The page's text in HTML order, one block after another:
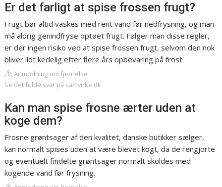
Er det farligt at spise frossen frugt?
Frugt bør altid vaskes med rent vand før nedfrysning, og man
må aldrig genindfryse optøet frugt. Følger man disse regler,
er der ingen risiko ved at spise frossen frugt, selvom den nok
bliver lidt kedelig efter flere års opbevaring på frost.
Anmodning om fjernelse
Se det fulde svar på samvirke.dk
Kan man spise frosne ærter uden at
koge dem?
Frosne grøntsager af den kvalitet, danske butikker sælger,
kan normalt spises uden at være blevet kogt, da de rengjorte
og eventuelt findelte grøntsager normalt skoldes med
kogende vand før frysning.